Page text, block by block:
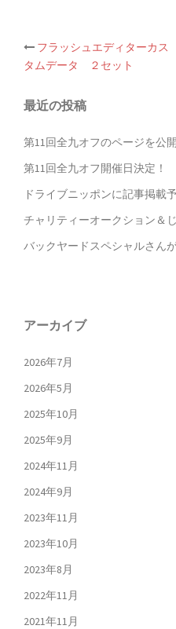
投
稿
ナ
ゲ
ー
ョ
フラッシュエディターカス
タムデータ ２セット
最近の投稿
第11回全九オフのページを公
第11回全九オフ開催日決定！
ドライブニッポンに記事掲載
チャリティーオークション＆
バックヤードスペシャルさん
アーカイブ
2026年7月
2026年5月
2025年10月
2025年9月
2024年11月
2024年9月
2023年11月
2023年10月
2023年8月
2022年11月
2021年11月